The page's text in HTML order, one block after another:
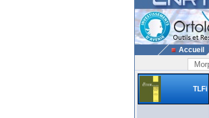
Accueil
TLFi